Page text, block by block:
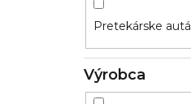
Pretekárske autá
Výrobca